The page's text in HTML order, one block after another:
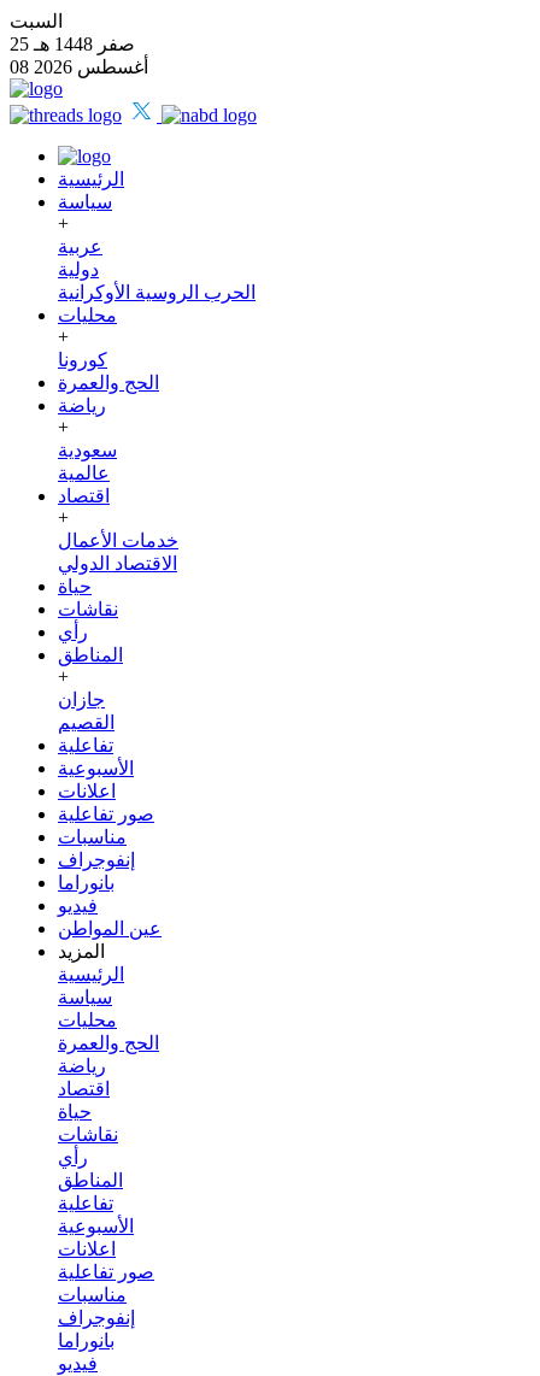
السبت
25 صفر 1448 هـ
08 أغسطس 2026
الرئيسية
سياسة
+
عربية
دولية
الحرب الروسية الأوكرانية
محليات
+
كورونا
الحج والعمرة
رياضة
+
سعودية
عالمية
اقتصاد
+
خدمات الأعمال
الاقتصاد الدولي
حياة
نقاشات
رأي
المناطق
+
جازان
القصيم
تفاعلية
الأسبوعية
اعلانات
صور تفاعلية
مناسبات
إنفوجراف
بانوراما
فيديو
عين المواطن
المزيد
الرئيسية
سياسة
محليات
الحج والعمرة
رياضة
اقتصاد
حياة
نقاشات
رأي
المناطق
تفاعلية
الأسبوعية
اعلانات
صور تفاعلية
مناسبات
إنفوجراف
بانوراما
فيديو